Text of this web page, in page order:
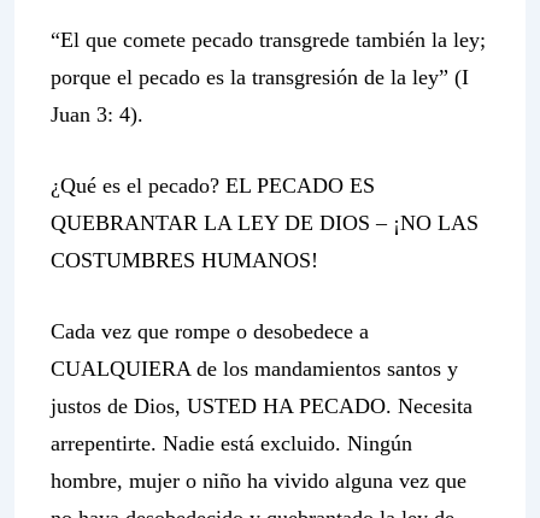
“El que comete pecado transgrede también la ley;
porque el pecado es la transgresión de la ley” (I
Juan 3: 4).
¿Qué es el pecado? EL PECADO ES
QUEBRANTAR LA LEY DE DIOS – ¡NO LAS
COSTUMBRES HUMANOS!
Cada vez que rompe o desobedece a
CUALQUIERA de los mandamientos santos y
justos de Dios, USTED HA PECADO. Necesita
arrepentirte. Nadie está excluido. Ningún
hombre, mujer o niño ha vivido alguna vez que